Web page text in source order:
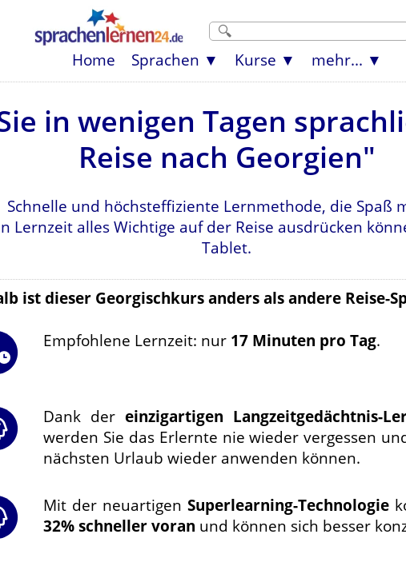
Home Sprachen Kurse mehr...
in wenigen Tagen
Reise nach Georgien"
Schnelle und höchsteffiziente Lernmethode, die Spaß
Lernzeit alles Wichtige auf der Reise ausdrücken
Tablet.
ist dieser Georgischkurs anders als andere Reise-
Empfohlene Lernzeit: nur 17 Minuten pro Tag.
Dank der einzigartigen Langzeitgedächtnis-
werden Sie das Erlernte nie wieder vergessen
nächsten Urlaub wieder anwenden können.
Mit der neuartigen Superlearning-Technologie
32% schneller voran und können sich besser